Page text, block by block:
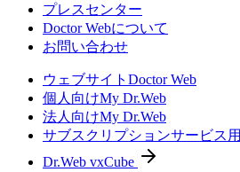
プレスセンター
Doctor Webについて
お問い合わせ
ウェブサイトDoctor Web
個人向けMy Dr.Web
法人向けMy Dr.Web
サブスクリプションサービス
Dr.Web vxCube